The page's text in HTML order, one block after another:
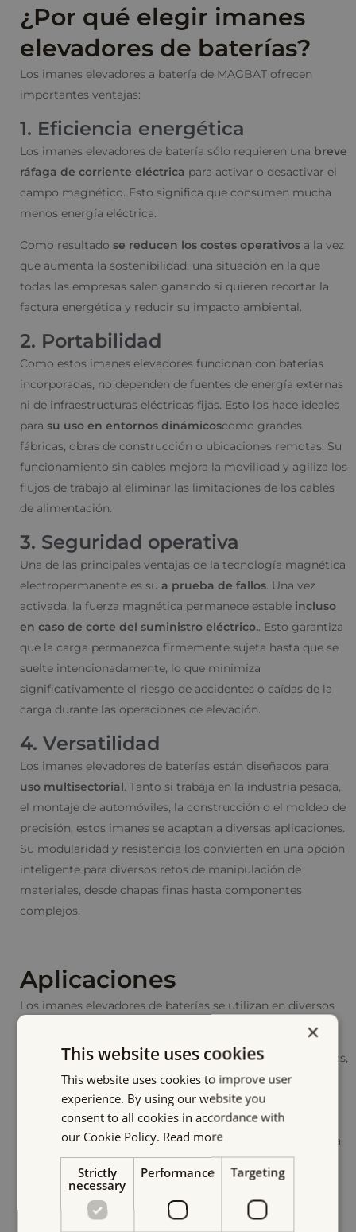
¿Por qué elegir imanes
elevadores de baterías?
Los imanes elevadores a batería de MAGBAT ofrecen
importantes ventajas:
1. Eficiencia energética
Los imanes elevadores de batería sólo requieren una breve
ráfaga de corriente eléctrica para activar o desactivar el
campo magnético. Esto significa que consumen mucha
menos energía eléctrica.
Como resultado se reducen los costes operativos a la vez
que aumenta la sostenibilidad: una situación en la que
todas las empresas salen ganando si quieren recortar la
factura energética y reducir su impacto ambiental.
2. Portabilidad
Como estos imanes elevadores funcionan con baterías
incorporadas, no dependen de fuentes de energía externas
ni de infraestructuras eléctricas fijas. Esto los hace ideales
para su uso en entornos dinámicoscomo grandes
fábricas, obras de construcción o ubicaciones remotas. Su
funcionamiento sin cables mejora la movilidad y agiliza los
flujos de trabajo al eliminar las limitaciones de los cables
de alimentación.
3. Seguridad operativa
Una de las principales ventajas de la tecnología magnética
electropermanente es su a prueba de fallos. Una vez
activada, la fuerza magnética permanece estable incluso
en caso de corte del suministro eléctrico.. Esto garantiza
que la carga permanezca firmemente sujeta hasta que se
suelte intencionadamente, lo que minimiza
significativamente el riesgo de accidentes o caídas de la
carga durante las operaciones de elevación.
4. Versatilidad
Los imanes elevadores de baterías están diseñados para
uso multisectorial. Tanto si trabaja en la industria pesada,
el montaje de automóviles, la construcción o el moldeo de
precisión, estos imanes se adaptan a diversas aplicaciones.
Su modularidad y resistencia los convierten en una opción
inteligente para diversos retos de manipulación de
materiales, desde chapas finas hasta componentes
complejos.
Aplicaciones
Los imanes elevadores de baterías se utilizan en diversos
Fabricación: Elevación y posicionamiento de chapas,
piezas y perfiles de acero.
Construcción de acero: Desplazamiento eficaz de
perfiles de acero largos in situ.
Construcción naval: máquinas de corte de descarga
×
This website uses cookies
This website uses cookies to improve user
experience. By using our website you
consent to all cookies in accordance with
our Cookie Policy. Read more
Strictly
necessary
Performance Targeting